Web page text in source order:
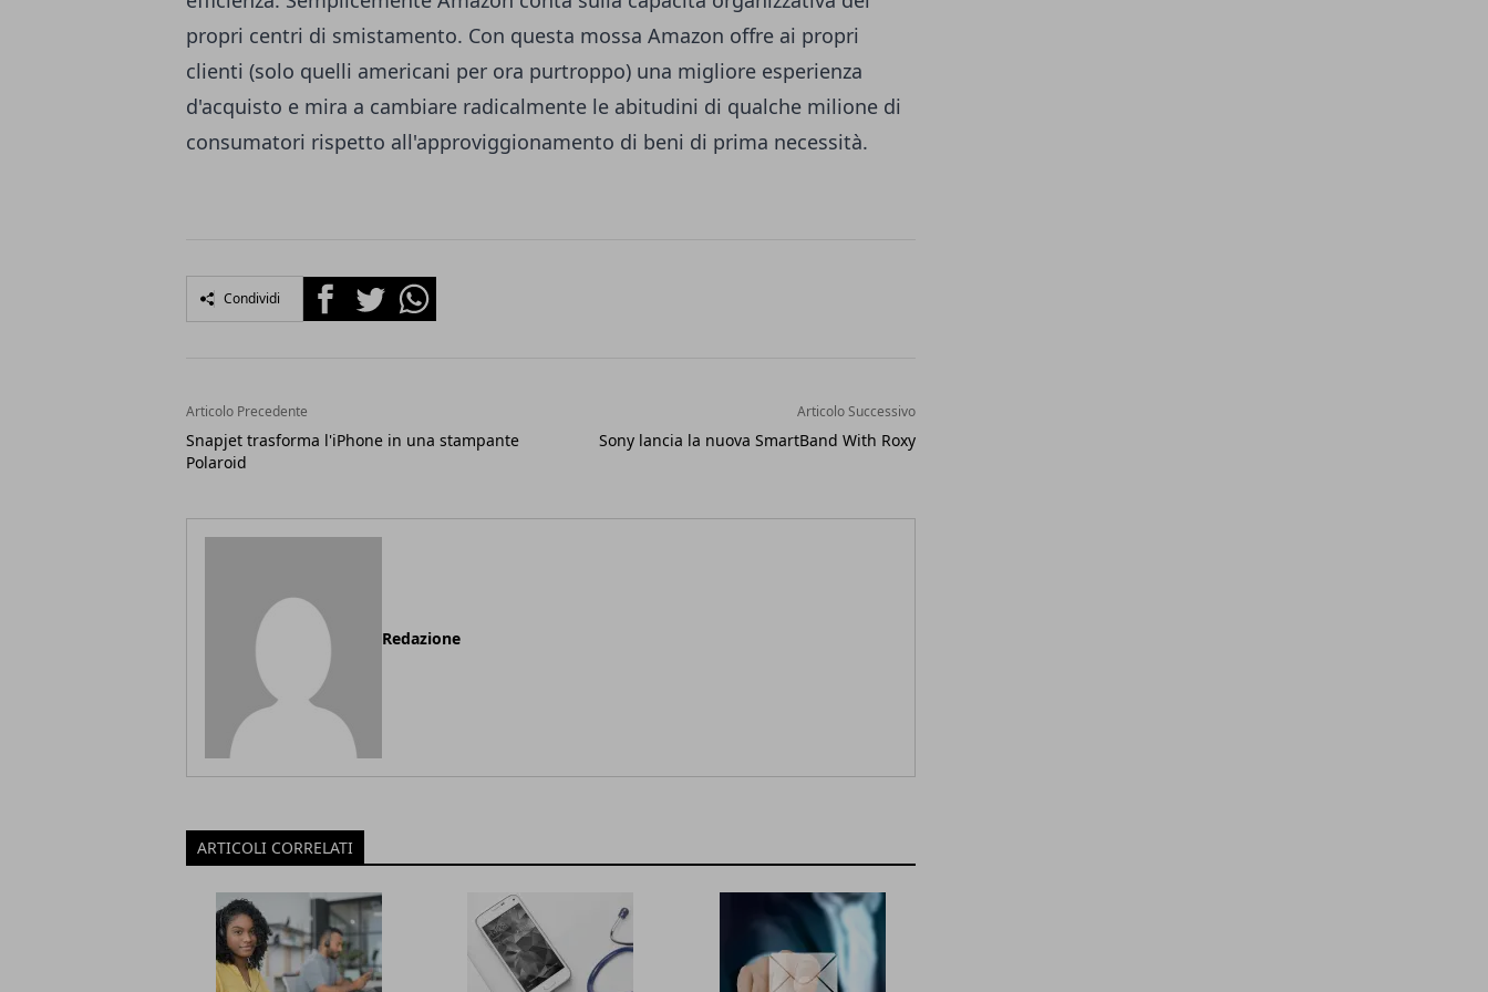
propri centri di smistamento. Con questa mossa Amazon offre ai propri
clienti (solo quelli americani per ora purtroppo) una migliore esperienza
d'acquisto e mira a cambiare radicalmente le abitudini di qualche milione di
consumatori rispetto all'approviggionamento di beni di prima necessità.
Condividi FacebookTwitterWhatsapp
Articolo Precedente
Snapjet trasforma l'iPhone in una stampante
Polaroid
Articolo Successivo
Sony lancia la nuova SmartBand With Roxy
Redazione
ARTICOLI CORRELATI